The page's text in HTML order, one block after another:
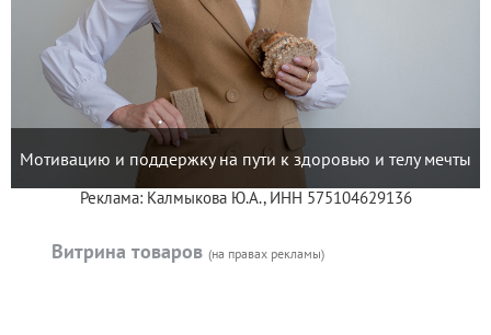
Мотивацию и поддержку на пути к здоровью и телу мечты
Реклама: Калмыкова Ю.А., ИНН 575104629136
Витрина товаров (на правах рекламы)